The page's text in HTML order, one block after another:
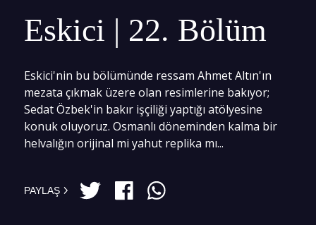
Eskici | 22. Bölüm
Eskici'nin bu bölümünde ressam Ahmet Altın'ın
mezata çıkmak üzere olan resimlerine bakıyor;
Sedat Özbek'in bakır işçiliği yaptığı atölyesine
konuk oluyoruz. Osmanlı döneminden kalma bir
helvalığın orijinal mi yahut replika mı...
PAYLAŞ